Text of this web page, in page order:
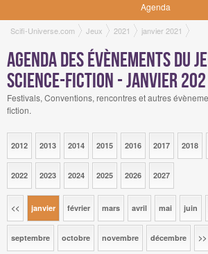
Agenda
Scifi-Universe.com Jeux 2021 janvier 2021
Agenda des évènements du
science-fiction - janvier
Festivals, Conventions, rencontres et autres
fiction.
2012 2013 2014 2015 2016 2017 2018
2022 2023 2024 2025 2026 2027
<< janvier février mars avril mai juin
septembre octobre novembre décembre >>